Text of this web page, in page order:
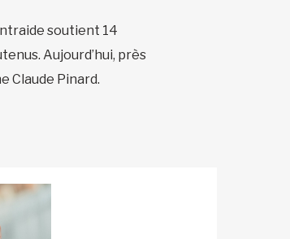
soutient 14
Aujourd’hui, près
Claude Pinard.